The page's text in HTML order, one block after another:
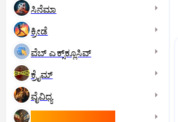
ಸಿನೆಮಾ
ಕ್ರೀಡೆ
ವೆಬ್ ಎಕ್ಸ್‌ಕ್ಲೂಸಿವ್
ಕ್ರೈಮ್
ವೈವಿಧ್ಯ